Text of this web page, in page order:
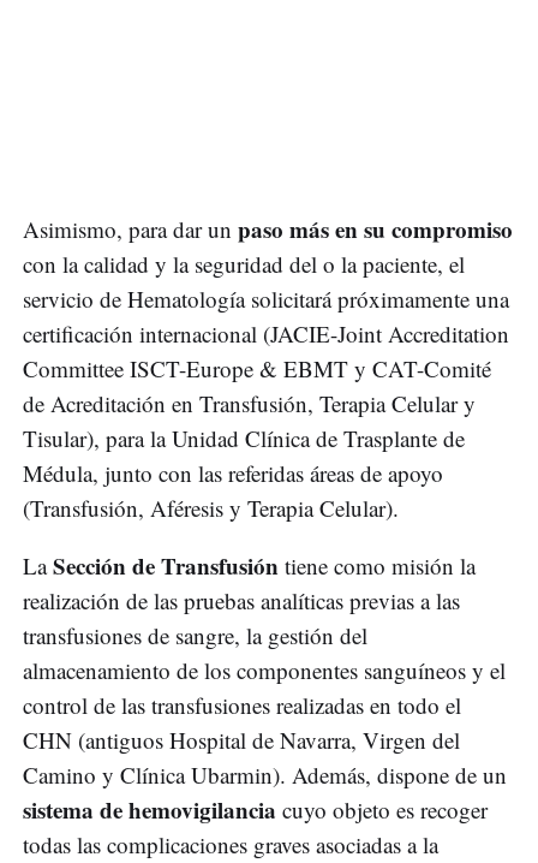
Asimismo, para dar un paso más en su compromiso
con la calidad y la seguridad del o la paciente, el
servicio de Hematología solicitará próximamente una
certificación internacional (JACIE-Joint Accreditation
Committee ISCT-Europe & EBMT y CAT-Comité
de Acreditación en Transfusión, Terapia Celular y
Tisular), para la Unidad Clínica de Trasplante de
Médula, junto con las referidas áreas de apoyo
(Transfusión, Aféresis y Terapia Celular).
LaSección de Transfusión tiene como misión la
realización de las pruebas analíticas previas a las
transfusiones de sangre, la gestión del
almacenamiento de los componentes sanguíneos y el
control de las transfusiones realizadas en todo el
CHN (antiguos Hospital de Navarra, Virgen del
Camino y Clínica Ubarmin). Además, dispone de un
sistema de hemovigilancia cuyo objeto es recoger
todas las complicaciones graves asociadas a la